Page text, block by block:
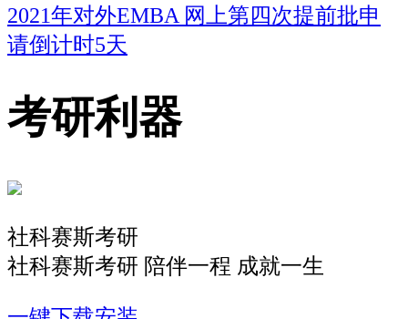
2021年对外EMBA 网上第四次提前批申
请倒计时5天
考研利器
社科赛斯考研
社科赛斯考研 陪伴一程 成就一生